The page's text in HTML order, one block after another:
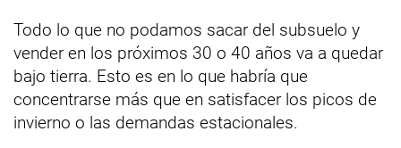
Todo lo que no podamos sacar del subsuelo y
vender en los próximos 30 o 40 años va a quedar
bajo tierra. Esto es en lo que habría que
concentrarse más que en satisfacer los picos de
invierno o las demandas estacionales.